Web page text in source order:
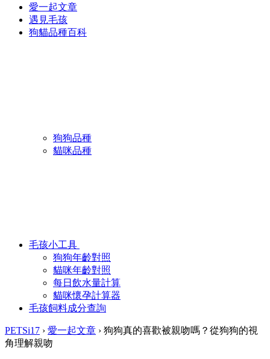
愛一起文章
遇見毛孩
狗貓品種百科
狗狗品種
貓咪品種
毛孩小工具
狗狗年齡對照
貓咪年齡對照
每日飲水量計算
貓咪懷孕計算器
毛孩飼料成分查詢
PETSi17 › 愛一起文章 › 狗狗真的喜歡被親吻嗎？從狗狗的視
角理解親吻